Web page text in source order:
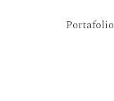
Portafolio